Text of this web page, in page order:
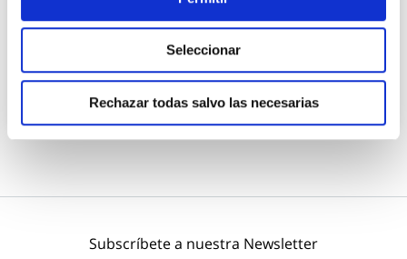
Seleccionar
Rechazar todas salvo las necesarias
11,51 €
Subscríbete a nuestra Newsletter